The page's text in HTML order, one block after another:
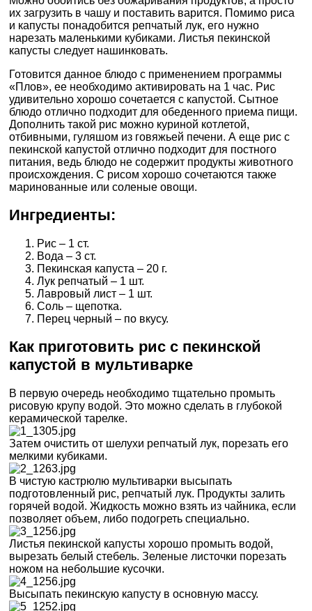
их загрузить в чашу и поставить варится. Помимо риса
и капусты понадобится репчатый лук, его нужно
нарезать маленькими кубиками. Листья пекинской
капусты следует нашинковать.
Готовится данное блюдо с применением программы
«Плов», ее необходимо активировать на 1 час. Рис
удивительно хорошо сочетается с капустой. Сытное
блюдо отлично подходит для обеденного приема пищи.
Дополнить такой рис можно куриной котлетой,
отбивными, гуляшом из говяжьей печени. А еще рис с
пекинской капустой отлично подходит для постного
питания, ведь блюдо не содержит продукты животного
происхождения. С рисом хорошо сочетаются также
маринованные или соленые овощи.
Ингредиенты:
Рис – 1 ст.
Вода – 3 ст.
Пекинская капуста – 20 г.
Лук репчатый – 1 шт.
Лавровый лист – 1 шт.
Соль – щепотка.
Перец черный – по вкусу.
Как приготовить рис с пекинской
капустой в мультиварке
В первую очередь необходимо тщательно промыть
рисовую крупу водой. Это можно сделать в глубокой
керамической тарелке.
Затем очистить от шелухи репчатый лук, порезать его
мелкими кубиками.
В чистую кастрюлю мультиварки высыпать
подготовленный рис, репчатый лук. Продукты залить
горячей водой. Жидкость можно взять из чайника, если
позволяет объем, либо подогреть специально.
Листья пекинской капусты хорошо промыть водой,
вырезать белый стебель. Зеленые листочки порезать
ножом на небольшие кусочки.
Высыпать пекинскую капусту в основную массу.